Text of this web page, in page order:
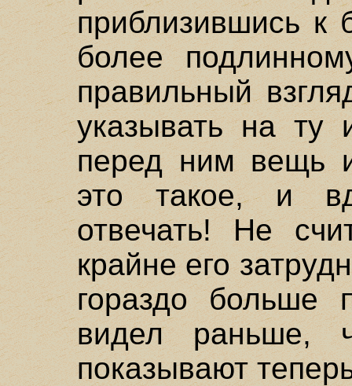
приблизившись к
более
правильный
указывать на
перед ним вещь
это такое, и
отвечать! Не
крайне его
гораздо
видел
показывают